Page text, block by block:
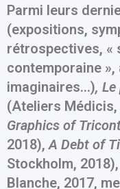
Parmi leurs
(expositions,
rétrospectives, «
contemporaine
imaginaires…),
(Ateliers Médicis,
Graphics of
2018),A Debt of
Stockholm, 2018),
Blanche, 2017,